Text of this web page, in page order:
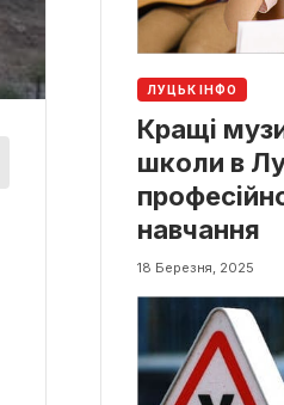
ЛУЦЬК ІНФО
Кращі
школи в
навчання
18 Березня, 2025